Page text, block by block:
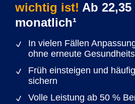
wichtig ist! Ab 22,35
monatlich¹
In vielen Fällen
ohne erneute
Früh einsteigen und
sichern
Volle Leistung ab 50 %